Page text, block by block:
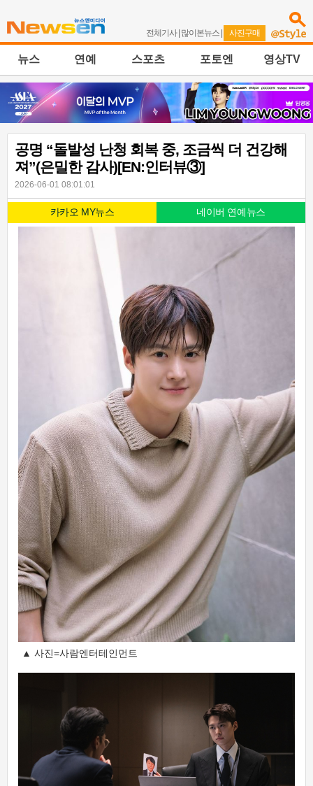
전체기사| 많이본뉴스 | 사진구매
뉴스 연예 스포츠 포토엔 영상TV
공명 “돌발성 난청 회복 중, 조금씩 더 건강해
져”(은밀한 감사)[EN:인터뷰③]
2026-06-01 08:01:01
카카오 MY뉴스 네이버 연예뉴스
▲ 사진=사람엔터테인먼트